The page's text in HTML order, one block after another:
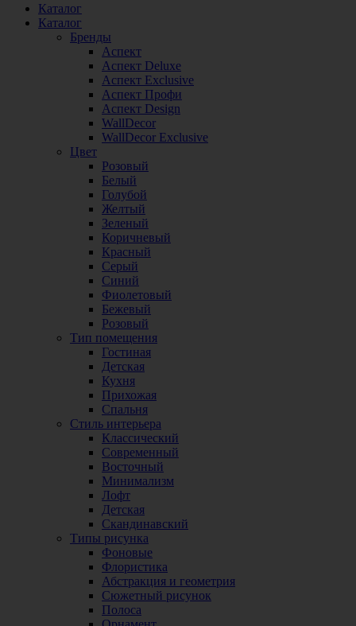
Каталог
Каталог
Бренды
Аспект
Аспект Deluxe
Аспект Exclusive
Аспект Профи
Аспект Design
WallDecor
WallDecor Exclusive
Цвет
Розовый
Белый
Голубой
Желтый
Зеленый
Коричневый
Красный
Серый
Синий
Фиолетовый
Бежевый
Розовый
Тип помещения
Гостиная
Детская
Кухня
Прихожая
Спальня
Стиль интерьера
Классический
Современный
Восточный
Минимализм
Лофт
Детская
Скандинавский
Типы рисунка
Фоновые
Флористика
Абстракция и геометрия
Сюжетный рисунок
Полоса